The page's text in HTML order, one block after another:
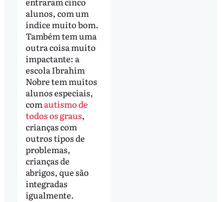
alunos, com um
índice muito bom.
Também tem uma
outra coisa muito
impactante: a
escola Ibrahim
Nobre tem muitos
alunos especiais,
comautismo de
todos os graus,
crianças com
outros tipos de
problemas,
crianças de
abrigos, que são
integradas
igualmente.